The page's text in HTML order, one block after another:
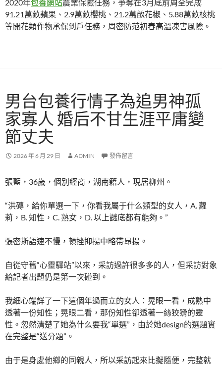
2020年包養網站農業保險任務，爭奪在3月底前周全完成
91.21萬畝蘋果、2.9萬畝櫻桃、21.2萬畝花椒、5.88萬畝核桃
等開花類作物承保到戶任務，周密防范初春高溫凍害風險。
男台包養行情子為追男神孤
家寡人 婚后不甘生涯平庸變
節丈夫
2026 年 6 月 29 日 ADMIN 發佈留言
張藍，36歲，個別經商，湖南籍人，現居柳州。
“洪磚，給你單選一下，你看我屬于什么類型的女人，A. 蘿
莉，B. 知性，C. 熟女，D. 以上謎底都有能夠。”
張密斯語速不慢，頓挫抑揚中略帶昂揚。
自從守舊“心靈驛站”以來，采訪過許很多多的人，但采訪對象
給記者出題仍是第一次碰到。
我細心端詳了一下這個年過而立的女人：晃眼一看，成熟中
透著一份知性；晃眼二看，那份知性卻透著一絲狡猾的靈
性。忽然清楚了她為什么要我“單選”，由於她design的選題實
在完整是“送分題”。
由于是身處他鄉的同親人，所以采訪起來比擬隨便，完整就